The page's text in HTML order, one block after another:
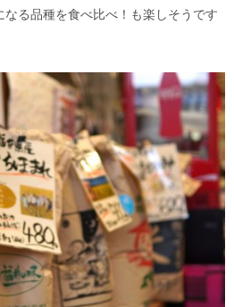
る品種を食べ比べ！も楽しそうです